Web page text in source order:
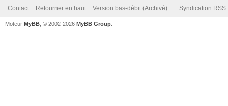
Contact Retourner en haut Version bas-débit (Archivé) Syndication RSS
Moteur MyBB , © 2002-2026 MyBB Group